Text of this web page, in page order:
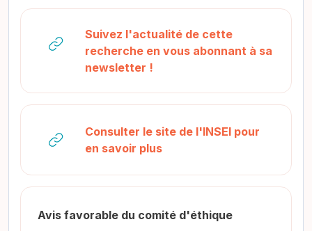
Suivez l'actualité de cette
recherche en vous abonnant à sa
newsletter !
Consulter le site de l'INSEI pour
en savoir plusURL
Avis favorable du comité d'éthique